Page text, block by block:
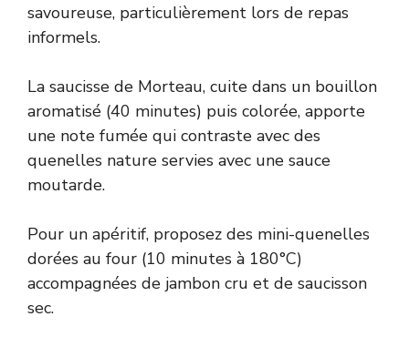
savoureuse, particulièrement lors de repas
informels.
La saucisse de Morteau, cuite dans un bouillon
aromatisé (40 minutes) puis colorée, apporte
une note fumée qui contraste avec des
quenelles nature servies avec une sauce
moutarde.
Pour un apéritif, proposez des mini-quenelles
dorées au four (10 minutes à 180°C)
accompagnées de jambon cru et de saucisson
sec.